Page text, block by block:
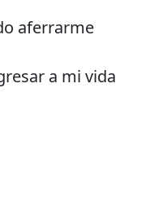
aferrarme
a mi vida